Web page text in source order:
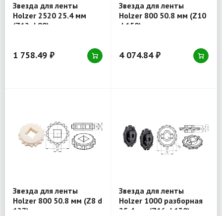
Звезда для ленты
Holzer 2520 25.4 мм
(Z12 d 99) отверстие
1 758.49 ₽
Звезда для ленты
Holzer 800 50.8 мм (Z10
d 150) отверстие
4 074.84 ₽
Звезда для ленты
Holzer 800 50.8 мм (Z8 d
127) отверстие квадрат
Звезда для ленты
Holzer 1000 разборная
25.4 мм (Z16 d 130)